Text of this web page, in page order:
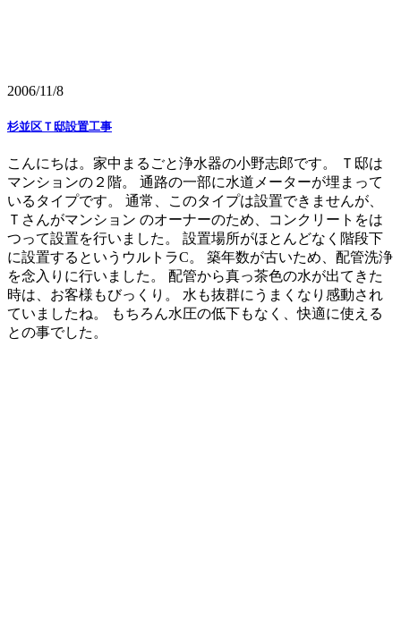
2006/11/8
杉並区Ｔ邸設置工事
こんにちは。家中まるごと浄水器の小野志郎です。 Ｔ邸は
マンションの２階。 通路の一部に水道メーターが埋まって
いるタイプです。 通常、このタイプは設置できませんが、
Ｔさんがマンション のオーナーのため、コンクリートをは
つって設置を行いました。 設置場所がほとんどなく階段下
に設置するというウルトラC。 築年数が古いため、配管洗浄
を念入りに行いました。 配管から真っ茶色の水が出てきた
時は、お客様もびっくり。 水も抜群にうまくなり感動され
ていましたね。 もちろん水圧の低下もなく、快適に使える
との事でした。